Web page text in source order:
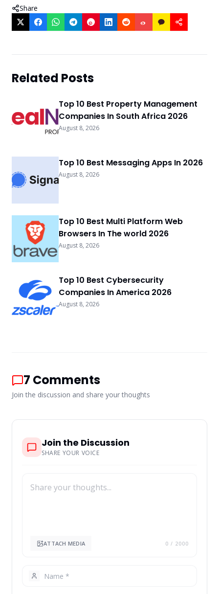
Share
Related Posts
Top 10 Best Property Management
Companies In South Africa 2026
August 8, 2026
Top 10 Best Messaging Apps In 2026
August 8, 2026
Top 10 Best Multi Platform Web
Browsers In The world 2026
August 8, 2026
Top 10 Best Cybersecurity
Companies In America 2026
August 8, 2026
7 Comments
Join the discussion and share your thoughts
Join the Discussion
SHARE YOUR VOICE
ATTACH MEDIA 0 / 2000